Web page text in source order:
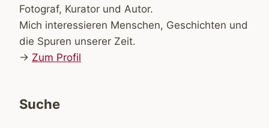
Fotograf, Kurator und Autor.
Mich interessieren Menschen, Geschichten und
die Spuren unserer Zeit.
→ Zum Profil
Suche